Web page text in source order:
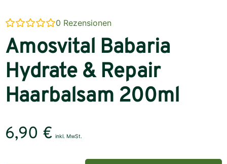
0 Rezensionen
Amosvital Babaria
Hydrate & Repair
Haarbalsam 200ml
6,90 € inkl. MwSt.